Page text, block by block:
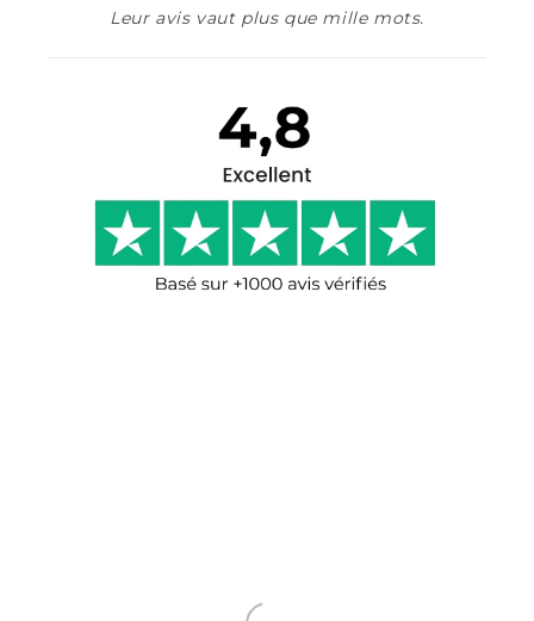
Leur avis vaut plus que mille mots.